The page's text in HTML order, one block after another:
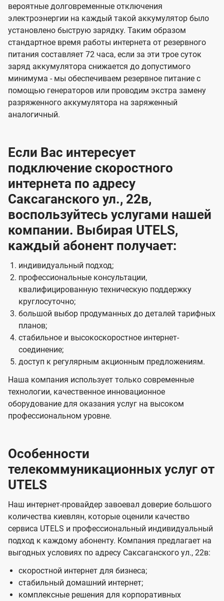
вероятные долговременные отключения
электроэнергии на каждый такой аккумулятор было
установлено быструю зарядку. Таким образом
стандартное время работы интернета от резервного
питания составляет 72 часа, если за эти трое суток
заряд аккумулятора снижается до допустимого
минимума - мы обеспечиваем резервное питание с
помощью генераторов или проводим экстра замену
разряженного аккумулятора на заряженный
аналогичный.
Если Вас интересует
подключение скоростного
интернета по адресу
Саксаганского ул., 22в,
воспользуйтесь услугами нашей
компании. Выбирая UTELS,
каждый абонент получает:
индивидуальный подход;
профессиональные консультации,
квалифицированную техническую поддержку
круглосуточно;
большой выбор продуманных до деталей тарифных
планов;
стабильное и высокоскоростное интернет-
соединение;
доступ к регулярным акционным предложениям.
Наша компания использует только современные
технологии, качественное инновационное
оборудование для оказания услуг на высоком
профессиональном уровне.
Особенности
телекоммуникационных услуг от
UTELS
Наш интернет-провайдер завоевал доверие большого
количества киевлян, которые оценили качество
сервиса UTELS и профессиональный индивидуальный
подход к каждому абоненту. Компания предлагает на
выгодных условиях по адресу Саксаганского ул., 22в:
скоростной интернет для бизнеса;
стабильный домашний интернет;
комплексные решения для корпоративных